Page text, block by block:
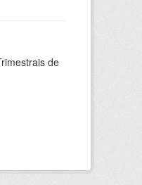
de